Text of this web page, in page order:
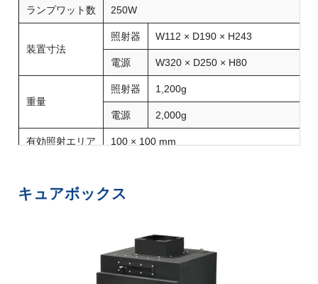
ランプワット数 250W
装置寸法
照射器 W112 × D190 × H243
電源 W320 × D250 × H80
重量
照射器 1,200g
電源 2,000g
有効照射エリア 100 × 100 mm
入力電圧 AC100V（AC90-260V対応）
スタンド
保護メガネ・UV照度計・キュアボックス・専
キュアボックス